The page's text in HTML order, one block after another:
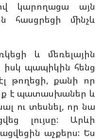
կարողացա այն
հասցրեցի մինչև
և մեռելային
իսկ պապիկին հենց
թողեցի, քանի որ
է պատասխաներ և
ու տեսնել, որ նա
լույսը: Արևի
աչքերս: Ես